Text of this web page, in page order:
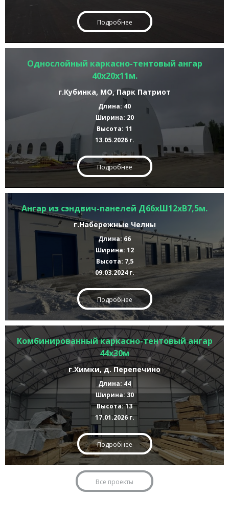
Подробнее
Однослойный каркасно-тентовый ангар
40х20х11м.
г.Кубинка, МО, Парк Патриот
Длина: 40
Ширина: 20
Высота: 11
13.05.2026 г.
Подробнее
Ангар из сэндвич-панелей Д66хШ12хВ7,5м.
г.Набережные Челны
Длина: 66
Ширина: 12
Высота: 7,5
09.03.2024 г.
Подробнее
Комбинированный каркасно-тентовый ангар
44х30м
г.Химки, д. Перепечино
Длина: 44
Ширина: 30
Высота: 13
17.01.2026 г.
Подробнее
Все проекты